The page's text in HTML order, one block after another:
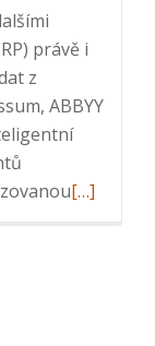
právě i
z
ABBYY
Read
[…]